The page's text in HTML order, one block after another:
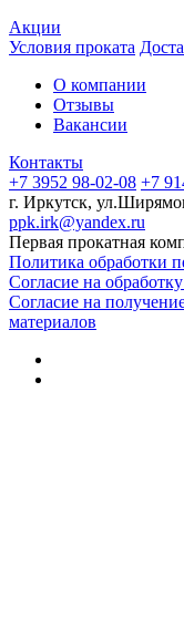
Акции
Условия проката
О компании
Отзывы
Вакансии
Контакты
+7 3952 98-02-08 +7
г. Иркутск,
ppk.irk@yandex.ru
Первая прокатная
Политика обработки
Согласие на
Согласие на
материалов